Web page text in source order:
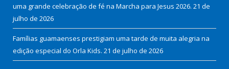
uma grande celebração de fé na Marcha para Jesus 2026. 21 de
julho de 2026
Famílias guamaenses prestigiam uma tarde de muita alegria na
edição especial do Orla Kids. 21 de julho de 2026